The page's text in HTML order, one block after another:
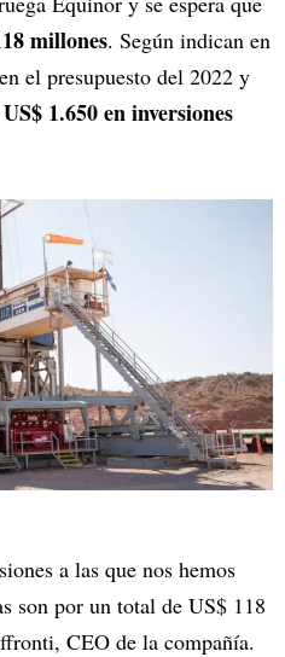
millones. Según indican en
el presupuesto del 2022 y
US$ 1.650 en inversiones
a las que nos hemos
son por un total de US$ 118
CEO de la compañía.